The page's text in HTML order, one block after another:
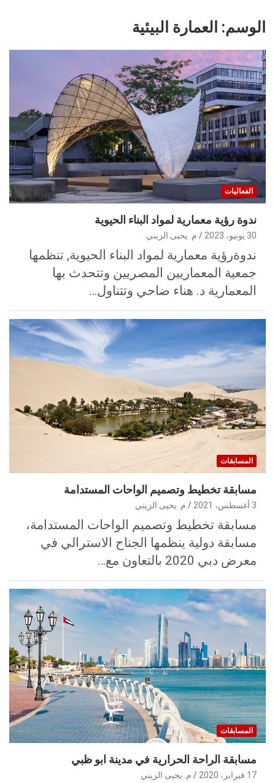
الوسم: العمارة البيئية
الفعاليات
ندوة رؤية معمارية لمواد البناء الحيوية
30 يونيو، 2023 م. يحيى الزيني
ندوةرؤية معمارية لمواد البناء الحيوية, تنظمها
جمعية المعماريين المصريين وتتحدث بها
المعمارية د. هناء ضاحي وتتناول…
المسابقات
مسابقة تخطيط وتصميم الواحات المستدامة
3 أغسطس، 2021 م. يحيى الزيني
مسابقة تخطيط وتصميم الواحات المستدامة،
مسابقة دولية ينظمها الجناح الاسترالي في
معرض دبي 2020 بالتعاون مع…
المسابقات
مسابقة الراحة الحرارية في مدينة ابو ظبي
17 فبراير، 2020 م. يحيى الزيني